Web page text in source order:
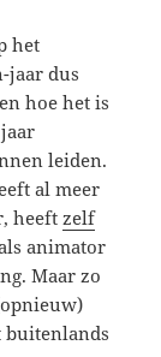
het
jaar dus
hoe het is
leiden.
al meer
heeftzelf
animator
Maar zo
buitenlands